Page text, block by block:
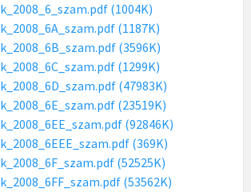
(1004K)
(1187K)
(3596K)
(1299K)
(47983K)
(23519K)
(92846K)
(369K)
(52525K)
(53562K)